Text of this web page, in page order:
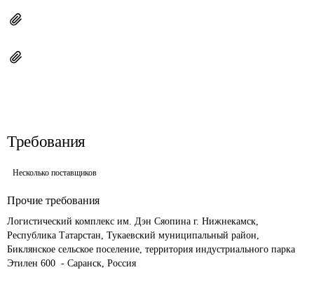
Требования
Несколько поставщиков
Прочие требования
Логистический комплекс им. Дэн Сяопина г. Нижнекамск,
Республика Татарстан, Тукаевский муниципальный район,
Биклянское сельское поселение, территория индустриального парка
Этилен 600  - Саранск, Россия